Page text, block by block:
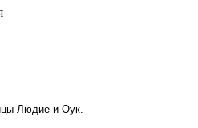
Людие и Оук.